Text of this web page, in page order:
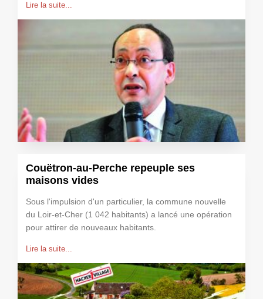
Lire la suite...
Couëtron-au-Perche repeuple ses
maisons vides
Sous l'impulsion d'un particulier, la commune nouvelle
du Loir-et-Cher (1 042 habitants) a lancé une opération
pour attirer de nouveaux habitants.
Lire la suite...